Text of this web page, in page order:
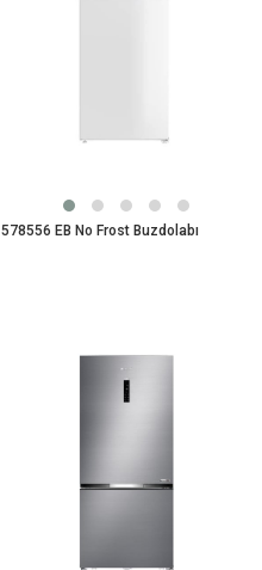
578556 EB No Frost Buzdolabı